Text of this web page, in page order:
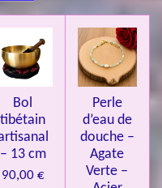
e
i
e
s
'
Bol
tibétain
– 13 cm
90,00 €
Perle
d’eau de
douche –
Agate
Verte –